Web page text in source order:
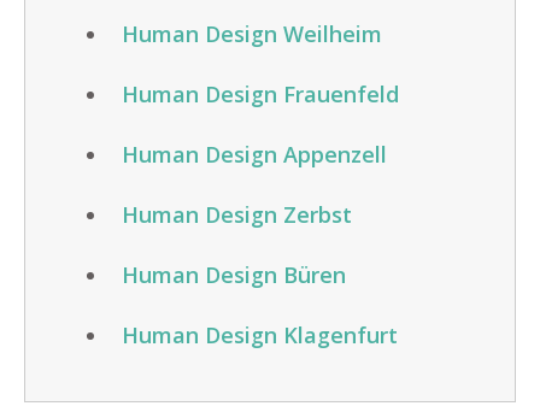
Human Design Weilheim
Human Design Frauenfeld
Human Design Appenzell
Human Design Zerbst
Human Design Büren
Human Design Klagenfurt